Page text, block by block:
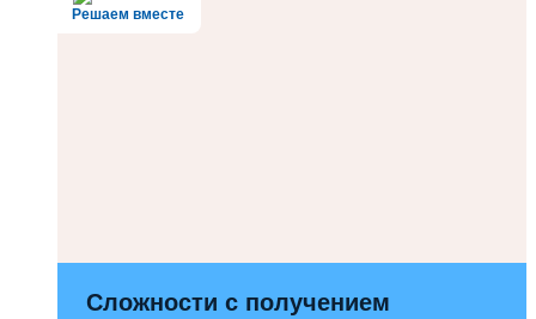
Решаем вместе
Сложности с получением